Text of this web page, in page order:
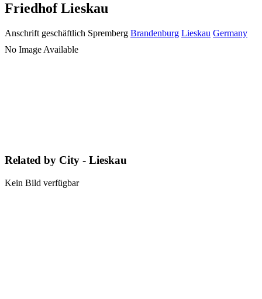
Friedhof Lieskau
Anschrift geschäftlich Spremberg Brandenburg Lieskau Germany
No Image Available
Related by City - Lieskau
Kein Bild verfügbar